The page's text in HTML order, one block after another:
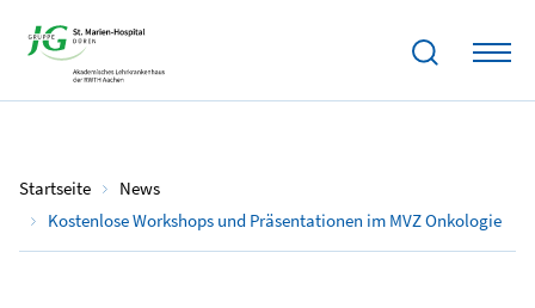
Startseite
News
Kostenlose Workshops und Präsentationen im MVZ Onkologie
28.07.2023